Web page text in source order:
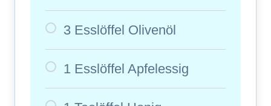
3 Esslöffel Olivenöl
1 Esslöffel Apfelessig